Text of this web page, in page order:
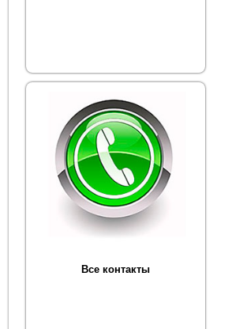
Все контакты